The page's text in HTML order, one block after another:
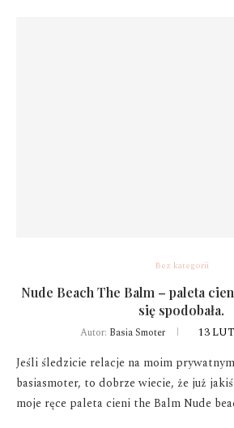
Bez kategorii
Nude Beach The Balm – paleta
się spodobała.
Autor: Basia Smoter 13
Jeśli śledzicie relacje na moim
basiasmoter, to dobrze wiecie, że już
moje ręce paleta cieni the Balm Nude